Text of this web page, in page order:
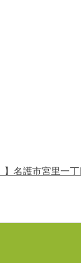
】名護市宮里一